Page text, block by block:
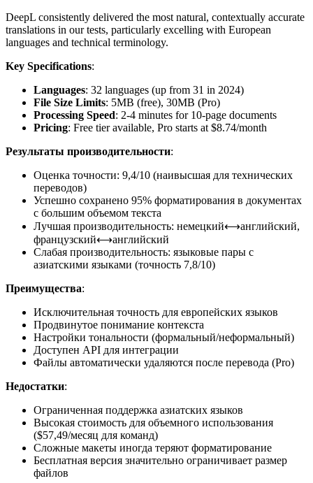
DeepL consistently delivered the most natural, contextually accurate
translations in our tests, particularly excelling with European
languages and technical terminology.
Key Specifications:
Languages: 32 languages (up from 31 in 2024)
File Size Limits: 5MB (free), 30MB (Pro)
Processing Speed: 2-4 minutes for 10-page documents
Pricing: Free tier available, Pro starts at $8.74/month
Результаты производительности:
Оценка точности: 9,4/10 (наивысшая для технических
переводов)
Успешно сохранено 95% форматирования в документах
с большим объемом текста
Лучшая производительность: немецкий⟷английский,
французский⟷английский
Слабая производительность: языковые пары с
азиатскими языками (точность 7,8/10)
Преимущества:
Исключительная точность для европейских языков
Продвинутое понимание контекста
Настройки тональности (формальный/неформальный)
Доступен API для интеграции
Файлы автоматически удаляются после перевода (Pro)
Недостатки:
Ограниченная поддержка азиатских языков
Высокая стоимость для объемного использования
($57,49/месяц для команд)
Сложные макеты иногда теряют форматирование
Бесплатная версия значительно ограничивает размер
файлов